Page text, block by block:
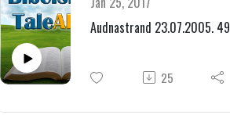
Audnastrand 23.07.2005.
25